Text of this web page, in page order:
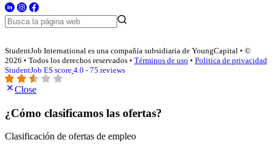
StudentJob International es una compañía subsidiaria de YoungCapital • ©
2026 • Todos los derechos reservados • Términos de uso • Politica de privacidad
StudentJob ES score 4.0 - 75 reviews
Close
¿Cómo clasificamos las ofertas?
Clasificación de ofertas de empleo